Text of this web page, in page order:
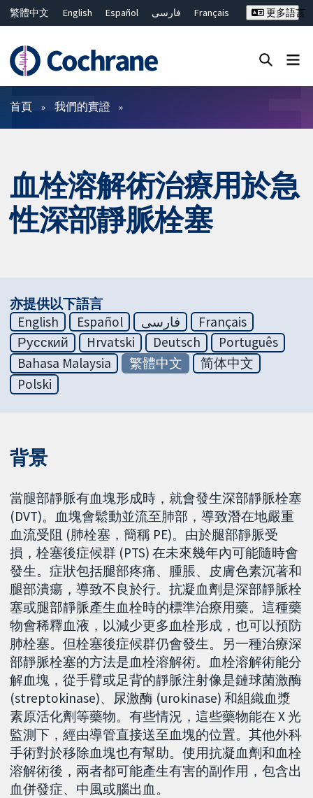
繁體中文 English Español فارسی
Français
ไทย
简体中文
更多語言
篩選條件
首頁 我們的實證
血栓溶解術治療用於急
性深部靜脈栓塞
亦提供以下語言
English
Español فارسی
Français
Русский
Hrvatski Deutsch
Português
Bahasa Malaysia
繁體中文
简体中文
Polski
背景
當腿部靜脈有血塊形成時，就會發生深部靜脈栓塞
(DVT)。血塊會鬆動並流至肺部，導致潛在地嚴重
血流受阻 (肺栓塞，簡稱 PE)。由於腿部靜脈受
損，栓塞後症候群 (PTS) 在未來幾年內可能隨時會
發生。症狀包括腿部疼痛、腫脹、皮膚色素沉著和
腿部潰瘍，導致不良於行。抗凝血劑是深部靜脈栓
塞或腿部靜脈產生血栓時的標準治療用藥。這種藥
物會稀釋血液，以減少更多血栓形成，也可以預防
肺栓塞。但栓塞後症候群仍會發生。另一種治療深
部靜脈栓塞的方法是血栓溶解術。血栓溶解術能分
解血塊，從手臂或足背的靜脈注射像是鏈球菌激酶
(streptokinase)、尿激酶 (urokinase) 和組織血漿
素原活化劑等藥物。有些情況，這些藥物能在 X 光
監測下，經由導管直接送至血塊的位置。其他外科
手術對於移除血塊也有幫助。使用抗凝血劑和血栓
溶解術後，兩者都可能產生有害的副作用，包含出
血併發症、中風或腦出血。